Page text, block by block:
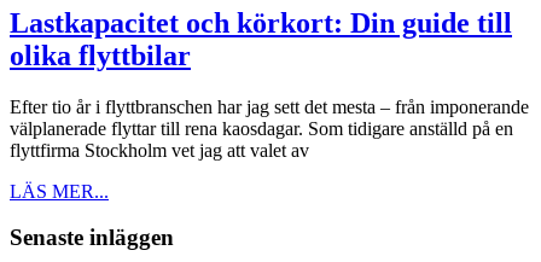
2024
Lastkapacitet och körkort: Din guide till
olika flyttbilarLastkapacitet
körkort:
Din
Efter tio år i flyttbranschen har jag sett det mesta – från imponerande
välplanerade flyttar till rena kaosdagar. Som tidigare anställd på en
flyttfirma Stockholm vet jag att valet av
LÄS MER...
Senaste inläggen